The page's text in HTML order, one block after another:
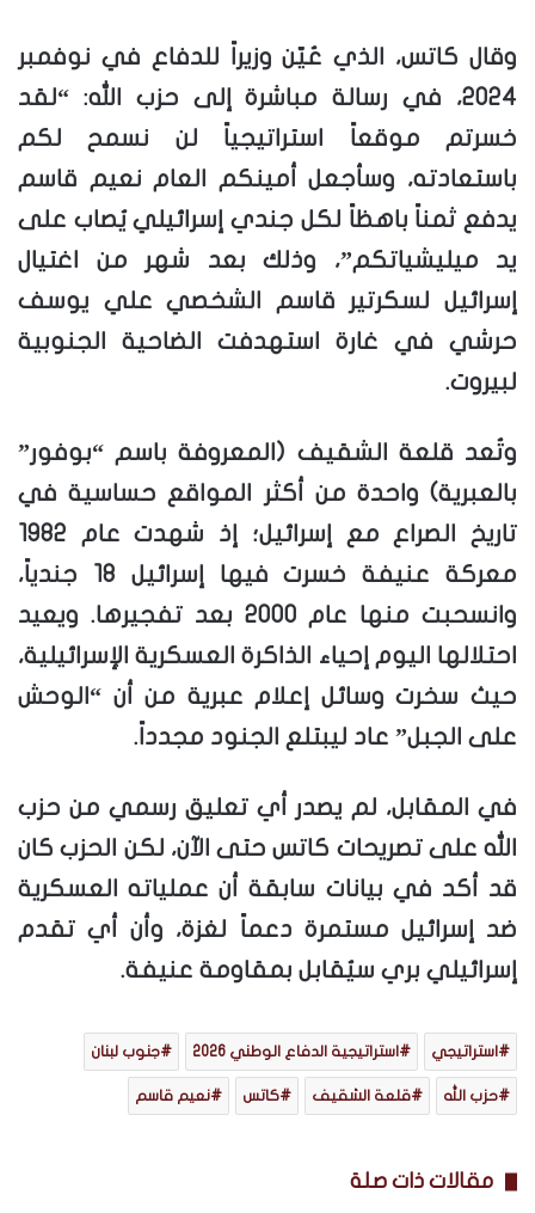
وقال كاتس، الذي عُيّن وزيراً للدفاع في نوفمبر
2024، في رسالة مباشرة إلى حزب الله: “لقد
خسرتم موقعاً استراتيجياً لن نسمح لكم
باستعادته، وسأجعل أمينكم العام نعيم قاسم
يدفع ثمناً باهظاً لكل جندي إسرائيلي يُصاب على
يد ميليشياتكم”، وذلك بعد شهر من اغتيال
إسرائيل لسكرتير قاسم الشخصي علي يوسف
حرشي في غارة استهدفت الضاحية الجنوبية
لبيروت.
وتُعد قلعة الشقيف (المعروفة باسم “بوفور”
بالعبرية) واحدة من أكثر المواقع حساسية في
تاريخ الصراع مع إسرائيل؛ إذ شهدت عام 1982
معركة عنيفة خسرت فيها إسرائيل 18 جندياً،
وانسحبت منها عام 2000 بعد تفجيرها. ويعيد
احتلالها اليوم إحياء الذاكرة العسكرية الإسرائيلية،
حيث سخرت وسائل إعلام عبرية من أن “الوحش
على الجبل” عاد ليبتلع الجنود مجدداً.
في المقابل، لم يصدر أي تعليق رسمي من حزب
الله على تصريحات كاتس حتى الآن، لكن الحزب كان
قد أكد في بيانات سابقة أن عملياته العسكرية
ضد إسرائيل مستمرة دعماً لغزة، وأن أي تقدم
إسرائيلي بري سيُقابل بمقاومة عنيفة.
استراتيجي استراتيجية الدفاع الوطني 2026 جنوب لبنان
حزب الله قلعة الشقيف كاتس نعيم قاسم
مقالات ذات صلة